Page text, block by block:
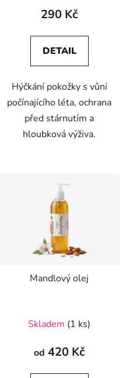
produktu
5,0
z
hvězdiček.
290 Kč
DETAIL
Hýčkání pokožky s vůní
počínajícího léta, ochrana
před stárnutím a
hloubková výživa.
Mandlový olej
hodnocení
produktu
Skladem (1 ks)
od 420 Kč